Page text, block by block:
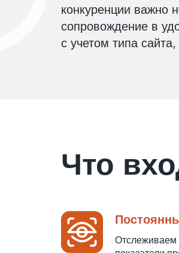
конкуренции важно
сопровождение в
с учетом типа
Что
Отслеживаем